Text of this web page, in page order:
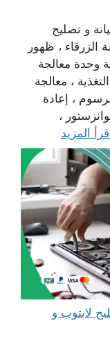
و تصليح
الزرقاء ، ظهور
وحدة معالجة
، معالجة
، إعادة
،
اقرأ المزيد
الزور 65511033 تصليح لابتوب و